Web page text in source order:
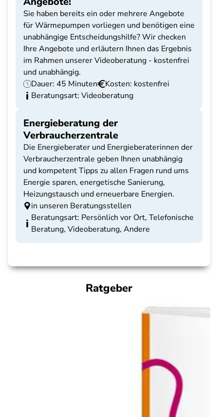
Sie haben bereits ein oder mehrere Angebote
für Wärmepumpen vorliegen und benötigen eine
unabhängige Entscheidungshilfe? Wir checken
Ihre Angebote und erläutern Ihnen das Ergebnis
im Rahmen unserer Videoberatung - kostenfrei
und unabhängig.
Dauer: 45 Minuten
Kosten: kostenfrei
Beratungsart: Videoberatung
Energieberatung der
Verbraucherzentrale
Die Energieberater und Energieberaterinnen der
Verbraucherzentrale geben Ihnen unabhängig
und kompetent Tipps zu allen Fragen rund ums
Energie sparen, energetische Sanierung,
Heizungstausch und erneuerbare Energien.
in unseren Beratungsstellen
Beratungsart: Persönlich vor Ort, Telefonische
Beratung, Videoberatung, Andere
Ratgeber